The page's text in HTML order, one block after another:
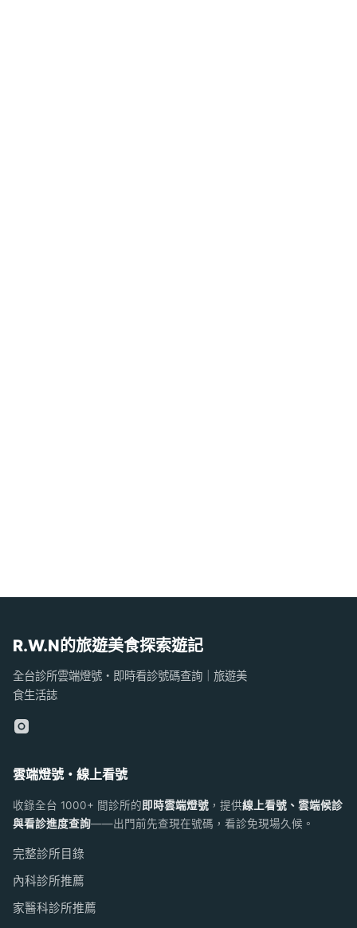
R.W.N的旅遊美食探索遊記
全台診所雲端燈號・即時看診號碼查詢｜旅遊美
食生活誌
雲端燈號・線上看號
收錄全台 1000+ 間診所的 即時雲端燈號 ，提供線上看號、雲端候診
與看診進度查詢——出門前先查現在號碼，看診免現場久候。
完整診所目錄
內科診所推薦
家醫科診所推薦